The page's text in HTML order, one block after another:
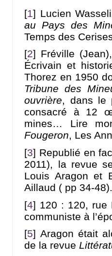
[1] Lucien
au Pays des
Temps des
[2] Fréville
Écrivain et
Thorez en 1950
Tribune des
ouvrière, dans le
consacré à 12
mines… Lire
Fougeron, Les
[3] Republié en
2011), la revue
Louis Aragon et
Aillaud ( pp 34-48).
[4] 120 : 120, rue
communiste à
[5]Aragon était
de la revue